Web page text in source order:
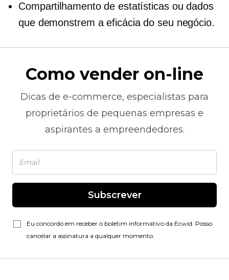
Compartilhamento de estatísticas ou dados
que demonstrem a eficácia do seu negócio.
Como vender on-line
Dicas de e-commerce, especialistas para
proprietários de pequenas empresas e
aspirantes a empreendedores.
Subscrever
Eu concordo em receber o boletim informativo da Ecwid. Posso
cancelar a assinatura a qualquer momento.